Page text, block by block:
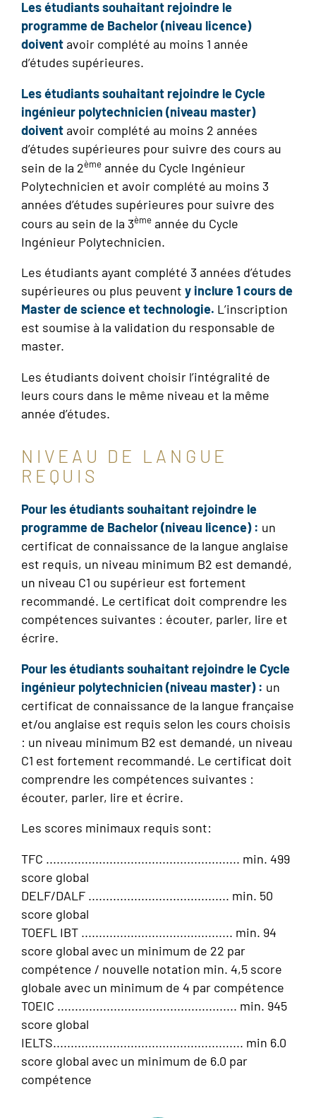
Les étudiants souhaitant rejoindre le
programme de Bachelor (niveau licence)
doiventavoir complété au moins 1 année
d’études supérieures.
Les étudiants souhaitant rejoindre le Cycle
ingénieur polytechnicien (niveau master)
doiventavoir complété au moins 2 années
d’études supérieures pour suivre des cours au
sein de la 2ème année du Cycle Ingénieur
Polytechnicien et avoir complété au moins 3
années d’études supérieures pour suivre des
cours au sein de la 3ème année du Cycle
Ingénieur Polytechnicien.
Les étudiants ayant complété 3 années d’études
supérieures ou plus peuvent y inclure 1 cours de
Master de science et technologie. L’inscription
est soumise à la validation du responsable de
master.
Les étudiants doivent choisir l’intégralité de
leurs cours dans le même niveau et la même
année d’études.
NIVEAU DE LANGUE
REQUIS
Pour les étudiants souhaitant rejoindre le
programme de Bachelor (niveau licence) : un
certificat de connaissance de la langue anglaise
est requis, un niveau minimum B2 est demandé,
un niveau C1 ou supérieur est fortement
recommandé. Le certificat doit comprendre les
compétences suivantes : écouter, parler, lire et
écrire.
Pour les étudiants souhaitant rejoindre le Cycle
ingénieur polytechnicien (niveau master) : un
certificat de connaissance de la langue française
et/ou anglaise est requis selon les cours choisis
: un niveau minimum B2 est demandé, un niveau
C1 est fortement recommandé. Le certificat doit
comprendre les compétences suivantes :
écouter, parler, lire et écrire.
Les scores minimaux requis sont:
TFC ....................................................... min. 499
score global
DELF/DALF ........................................ min. 50
score global
TOEFL IBT ........................................... min. 94
score global avec un minimum de 22 par
compétence / nouvelle notation min. 4,5 score
globale avec un minimum de 4 par compétence
TOEIC ................................................... min. 945
score global
IELTS...................................................... min 6.0
score global avec un minimum de 6.0 par
compétence